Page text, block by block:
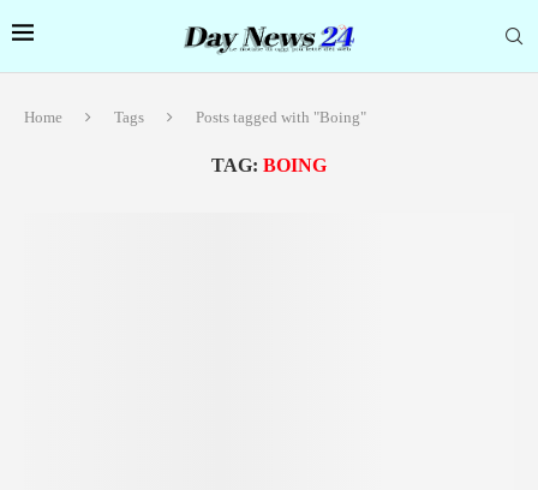
Home Tags Posts tagged with "Boing"
TAG: BOING